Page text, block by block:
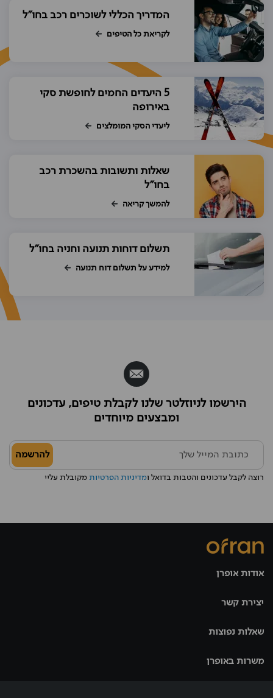
המדריך הכללי לשוכרים רכב בחו"ל
לקריאת כל הטיפים
5 היעדים החמים לחופשת סקי
באירופה
ליעדי הסקי המומלצים
שאלות ותשובות בהשכרת רכב
בחו"ל
להמשך קריאה
תשלום דוחות תנועה וחניה בחו"ל
למידע על תשלום דוח תנועה
הירשמו לניוזלטר שלנו לקבלת טיפים, עדכונים
ומבצעים מיוחדים
רוצה לקבל עדכונים והטבות בדואל ומדיניות הפרטיות מקובלת עליי
להרשמה
אודות אופרן
יצירת קשר
שאלות נפוצות
משרות באופרן